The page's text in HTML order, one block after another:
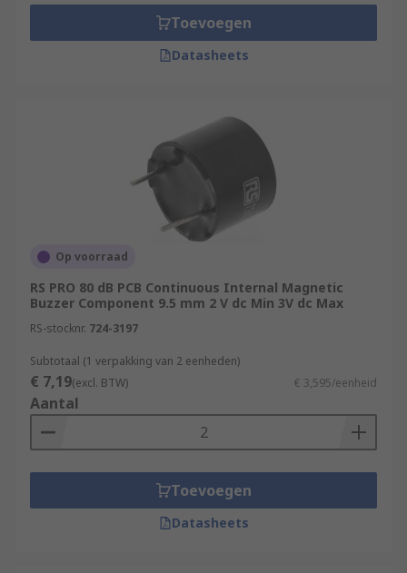
Toevoegen
Datasheets
Op voorraad
RS PRO 80 dB PCB Continuous Internal Magnetic
Buzzer Component 9.5 mm 2 V dc Min 3V dc Max
RS-stocknr. 724-3197
Subtotaal (1 verpakking van 2 eenheden)
€ 7,19(excl. BTW) € 3,595/eenheid
Aantal
Toevoegen
Datasheets